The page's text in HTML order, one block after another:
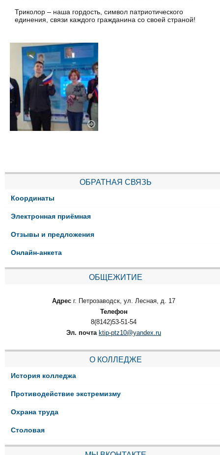
Триколор – наша гордость, символ патриотического
единения, связи каждого гражданина со своей страной!
ОБРАТНАЯ СВЯЗЬ
Координаты
Электронная приёмная
Отзывы и предложения
Онлайн-анкета
ОБЩЕЖИТИЕ
Адрес г. Петрозаводск, ул. Лесная, д. 17
Телефон
8(8142)53-51-54
Эл. почта ktip-ptz10@yandex.ru
О КОЛЛЕДЖЕ
История колледжа
Противодействие экстремизму
Охрана труда
Столовая